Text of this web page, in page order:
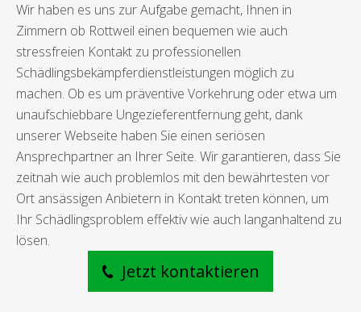
Wir haben es uns zur Aufgabe gemacht, Ihnen in
Zimmern ob Rottweil einen bequemen wie auch
stressfreien Kontakt zu professionellen
Schädlingsbekämpferdienstleistungen möglich zu
machen. Ob es um präventive Vorkehrung oder etwa um
unaufschiebbare Ungezieferentfernung geht, dank
unserer Webseite haben Sie einen seriösen
Ansprechpartner an Ihrer Seite. Wir garantieren, dass Sie
zeitnah wie auch problemlos mit den bewährtesten vor
Ort ansässigen Anbietern in Kontakt treten können, um
Ihr Schädlingsproblem effektiv wie auch langanhaltend zu
lösen.
Jetzt kontaktieren